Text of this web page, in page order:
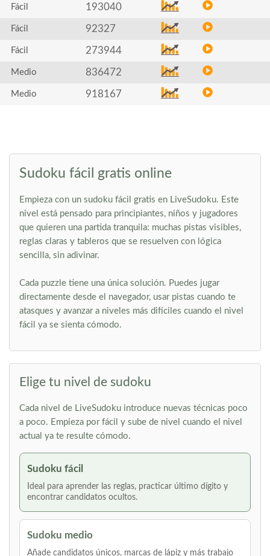
Fácil 193040
Fácil 92327
Fácil 273944
Medio 836472
Medio 918167
Sudoku fácil gratis online
Empieza con un sudoku fácil gratis en LiveSudoku. Este
nivel está pensado para principiantes, niños y jugadores
que quieren una partida tranquila: muchas pistas visibles,
reglas claras y tableros que se resuelven con lógica
sencilla, sin adivinar.
Cada puzzle tiene una única solución. Puedes jugar
directamente desde el navegador, usar pistas cuando te
atasques y avanzar a niveles más difíciles cuando el nivel
fácil ya se sienta cómodo.
Elige tu nivel de sudoku
Cada nivel de LiveSudoku introduce nuevas técnicas poco
a poco. Empieza por fácil y sube de nivel cuando el nivel
actual ya te resulte cómodo.
Sudoku fácil
Ideal para aprender las reglas, practicar último dígito y
encontrar candidatos ocultos.
Sudoku medio
Añade candidatos únicos, marcas de lápiz y más trabajo